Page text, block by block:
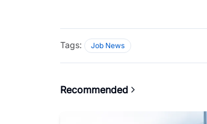
Tags: Job News
Recommended